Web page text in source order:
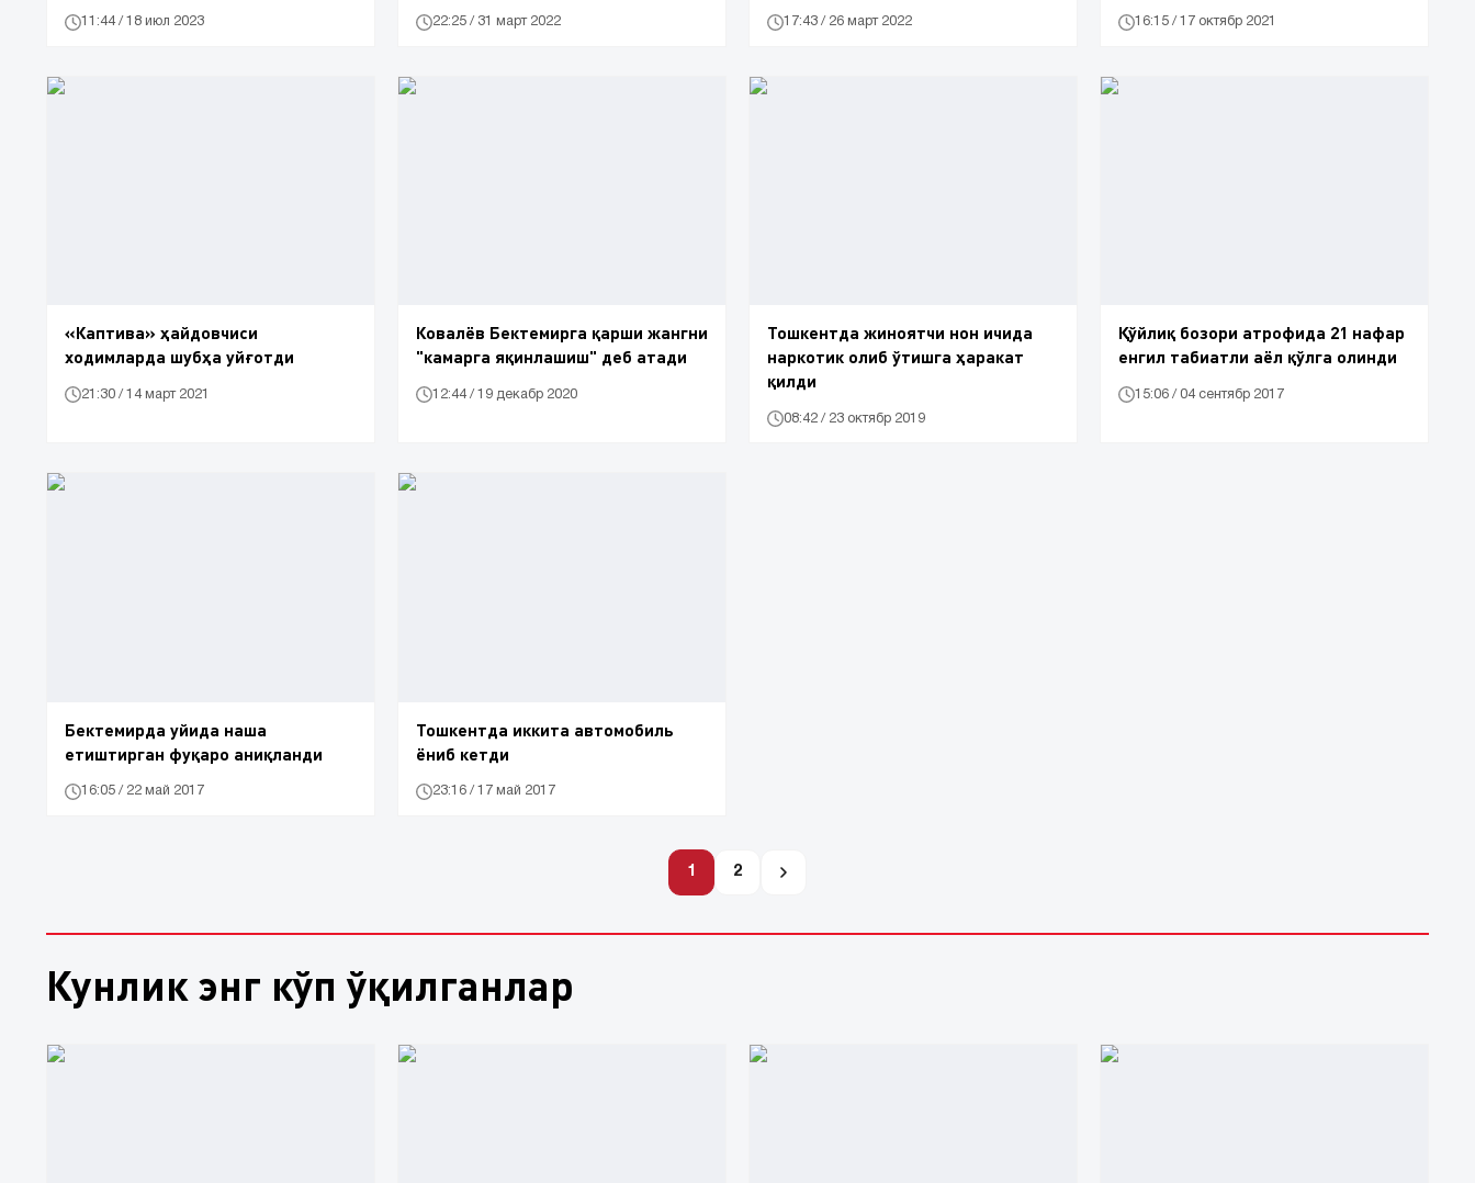
11:44 / 18 июл 2023 22:25 / 31 март 2022 17:43 / 26 март 2022 16:15 / 17 октябр 2021
«Каптива» ҳайдовчиси
ходимларда шубҳа уйғотди
21:30 / 14 март 2021
Ковалёв Бектемирга қарши жангни
"камарга яқинлашиш" деб атади
12:44 / 19 декабр 2020
Тошкентда жиноятчи нон ичида
наркотик олиб ўтишга ҳаракат
қилди
08:42 / 23 октябр 2019
Қўйлиқ бозори атрофида 21 нафар
енгил табиатли аёл қўлга олинди
15:06 / 04 сентябр 2017
Бектемирда уйида наша
етиштирган фуқаро аниқланди
16:05 / 22 май 2017
Тошкентда иккита автомобиль
ёниб кетди
23:16 / 17 май 2017
1 2
Кунлик энг кўп ўқилганлар